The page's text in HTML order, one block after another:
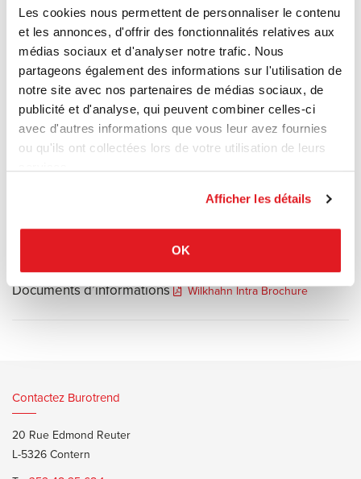
Les cookies nous permettent de personnaliser le contenu
et les annonces, d'offrir des fonctionnalités relatives aux
médias sociaux et d'analyser notre trafic. Nous
partageons également des informations sur l'utilisation de
notre site avec nos partenaires de médias sociaux, de
publicité et d'analyse, qui peuvent combiner celles-ci
avec d'autres informations que vous leur avez fournies
ou qu'ils ont collectées lors de votre utilisation de leurs
Afficher les détails
OK
Fabricant Wilkhahn
Design Phoenix
Le fauteuilIntrade Wilkhahn, conçu par le studio de design
Phoenix Design, est un siège de direction et de conférence haut
de gamme qui incarne le concept de "luxe moderne" et discret.
Il a été développé pour offrir le confort dynamique d'un siège de
Documents d’informations Wilkhahn Intra Brochure
Contactez Burotrend
20 Rue Edmond Reuter
L-5326 Contern